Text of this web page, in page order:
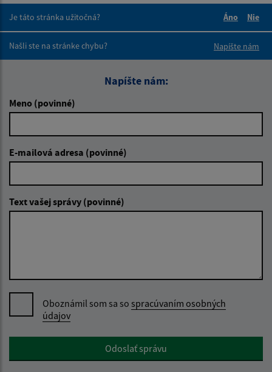
Je táto stránka užitočná?
Áno
Nie
Našli ste na stránke chybu?
Napíšte nám
Napíšte nám:
Meno (povinné)
E-mailová adresa (povinné)
Text vašej správy (povinné)
Oboznámil som sa so spracúvaním osobných
údajov
Google reCaptcha ResponseOdoslať správu